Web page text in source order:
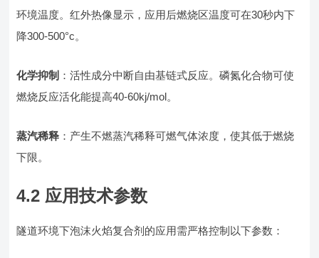
环境温度。红外热像显示，应用后燃烧区温度可在30秒内下
降300-500°c。
化学抑制 ：活性成分中断自由基链式反应。磷氮化合物可使
燃烧反应活化能提高40-60kj/mol。
蒸汽稀释 ：产生不燃蒸汽稀释可燃气体浓度，使其低于燃烧
下限。
4.2 应用技术参数
隧道环境下泡沫火焰复合剂的应用需严格控制以下参数：